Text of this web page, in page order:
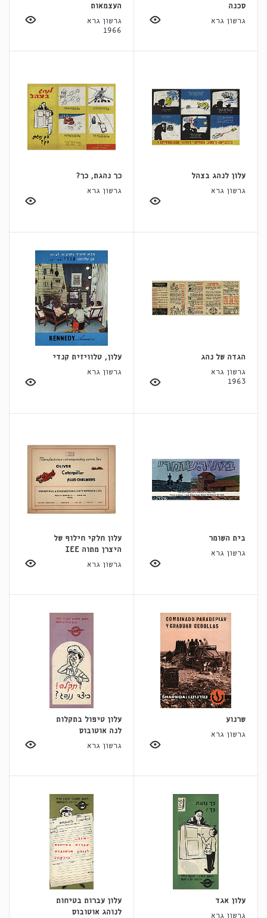
סכנה
גרשון גרא
העצמאות
גרשון גרא
1966
עלון לנהג בצהל
גרשון גרא
כך נהגת, כך?
גרשון גרא
הגדה של נהג
גרשון גרא
1963
עלון, טלוויזית קנדי
גרשון גרא
בית השומר
גרשון גרא
עלון חלקי חילוף של
היצרן מתוה IEE
גרשון גרא
שרנוע
גרשון גרא
עלון טיפול בתקלות
לנה אוטובוס
גרשון גרא
עלון אגד
גרשון גרא
עלון עברות בטיחות
לנוהג אוטובוס